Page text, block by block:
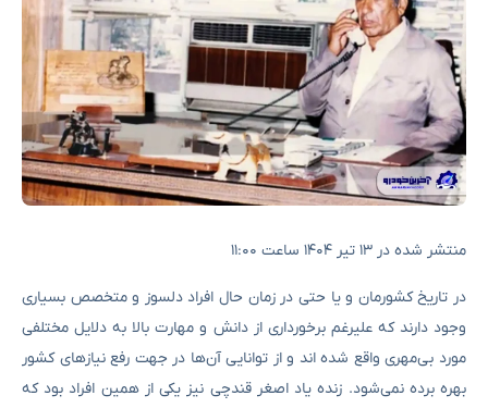
منتشر شده در ۱۳ تیر ۱۴۰۴ ساعت ۱۱:۰۰
در تاریخ کشورمان و یا حتی در زمان حال افراد دلسوز و متخصص بسیاری
وجود دارند که علیرغم برخورداری از دانش و مهارت بالا به دلایل مختلفی
مورد بی‌مهری واقع شده اند و از توانایی ‌آن‌ها در جهت رفع نیازهای کشور
بهره برده نمی‌شود. زنده یاد اصغر قندچی نیز یکی از همین افراد بود که